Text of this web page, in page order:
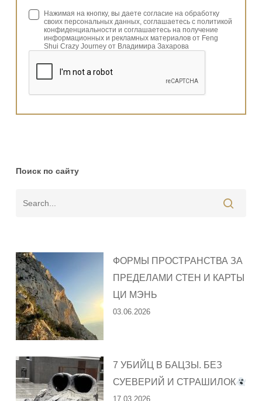
Нажимая на кнопку, вы даете согласие на обработку
своих персональных данных, соглашаетесь с политикой
конфиденциальности и соглашаетесь на получение
информационных и рекламных материалов от Feng
Shui Crazy Journey от Владимира Захарова
Поиск по сайту
ФОРМЫ ПРОСТРАНСТВА ЗА
ПРЕДЕЛАМИ СТЕН И КАРТЫ
ЦИ МЭНЬ
03.06.2026
7 УБИЙЦ В БАЦЗЫ. БЕЗ
СУЕВЕРИЙ И СТРАШИЛОК
17.03.2026